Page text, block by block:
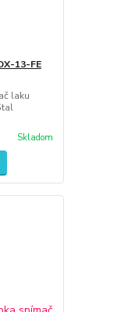
13-FE
laku
Skladom